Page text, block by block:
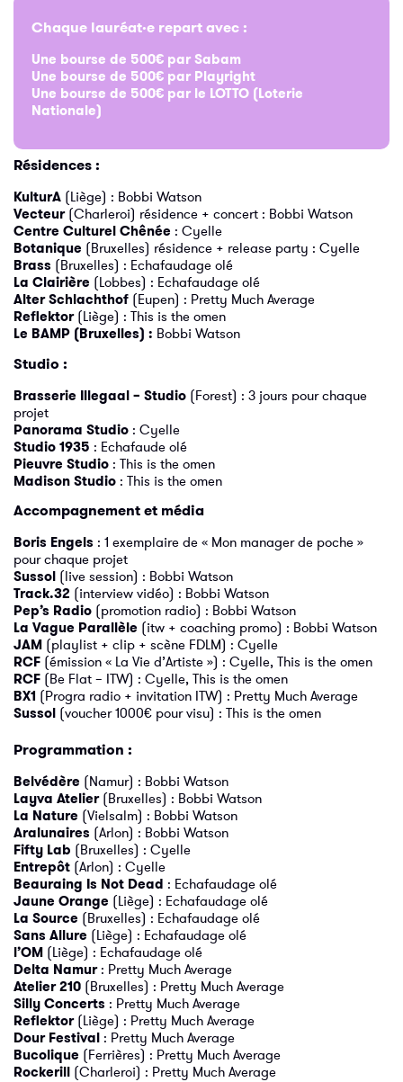
Chaque lauréat·e repart avec :
Une bourse de 500€ par Sabam
Une bourse de 500€ par Playright
Une bourse de 500€ par le LOTTO (Loterie
Nationale)
Résidences :
KulturA (Liège) : Bobbi Watson
Vecteur(Charleroi) résidence + concert : Bobbi Watson
Centre Culturel Chênée : Cyelle
Botanique (Bruxelles) résidence + release party : Cyelle
Brass (Bruxelles) : Echafaudage olé
La Clairière (Lobbes) : Echafaudage olé
Alter Schlachthof (Eupen) : Pretty Much Average
Reflektor (Liège) : This is the omen
Le BAMP (Bruxelles) : Bobbi Watson
Studio :
Brasserie Illegaal – Studio (Forest) : 3 jours pour chaque
projet
Panorama Studio : Cyelle
Studio 1935 : Echafaude olé
Pieuvre Studio : This is the omen
Madison Studio : This is the omen
Accompagnement et média
Boris Engels : 1 exemplaire de « Mon manager de poche »
pour chaque projet
Sussol (live session) : Bobbi Watson
Track.32 (interview vidéo) : Bobbi Watson
Pep’s Radio (promotion radio) : Bobbi Watson
La Vague Parallèle (itw + coaching promo) : Bobbi Watson
JAM (playlist + clip + scène FDLM) : Cyelle
RCF (émission « La Vie d’Artiste ») : Cyelle, This is the omen
RCF (Be Flat – ITW) : Cyelle, This is the omen
BX1 (Progra radio + invitation ITW) : Pretty Much Average
Sussol (voucher 1000€ pour visu) : This is the omen
Programmation :
Belvédère (Namur) : Bobbi Watson
Layva Atelier(Bruxelles) : Bobbi Watson
La Nature (Vielsalm) : Bobbi Watson
Aralunaires (Arlon) : Bobbi Watson
Fifty Lab (Bruxelles) : Cyelle
Entrepôt (Arlon) : Cyelle
Beauraing Is Not Dead : Echafaudage olé
Jaune Orange (Liège) : Echafaudage olé
La Source (Bruxelles) : Echafaudage olé
Sans Allure (Liège) : Echafaudage olé
l’OM (Liège) : Echafaudage olé
Delta Namur: Pretty Much Average
Atelier 210 (Bruxelles) : Pretty Much Average
Silly Concerts : Pretty Much Average
Reflektor(Liège) : Pretty Much Average
Dour Festival : Pretty Much Average
Bucolique (Ferrières) : Pretty Much Average
Rockerill (Charleroi) : Pretty Much Average